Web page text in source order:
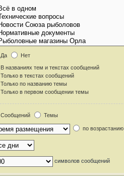
Да
Нет
В названиях тем и текстах сообщений
Только в текстах сообщений
Только по названию темы
Только в первом сообщении темы
Сообщений
Темы
по возрастанию
символов сообщений